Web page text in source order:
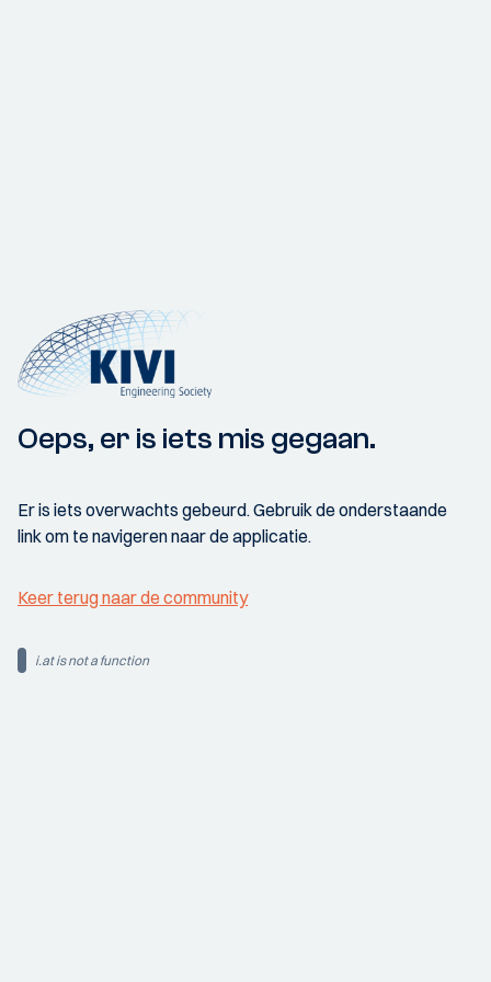
Oeps, er is iets mis gegaan.
Er is iets overwachts gebeurd. Gebruik de onderstaande
link om te navigeren naar de applicatie.
Keer terug naar de community
i.at is not a function